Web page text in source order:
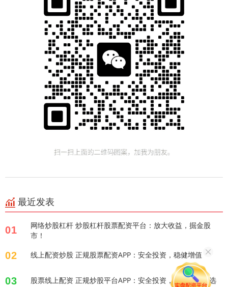
最近发表
01
网络炒股杠杆 炒股杠杆股票配资平台：放大收益，掘金股
市！
02 线上配资炒股 正规股票配资APP：安全投资，稳健增值
03 股票线上配资 正规炒股平台APP：安全投资，稳健收益之选